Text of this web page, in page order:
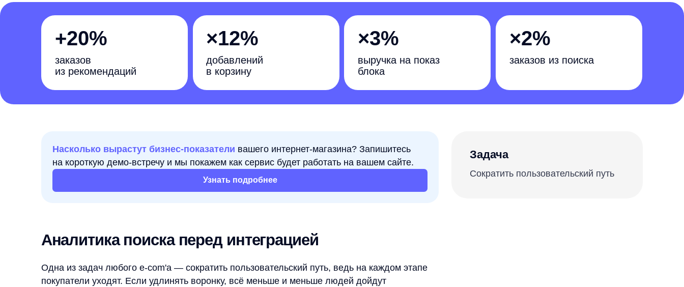
+20%
заказов
из рекомендаций
×12%
добавлений
в корзину
×3%
выручка на показ
×2%
заказов из поиска
Аналитика поиска перед интеграцией
до последнего этапа — покупки. Но в желании сократить воронку можно порезать
Решение — не растягивать воронку, а сделать её древовидной, увеличив количество